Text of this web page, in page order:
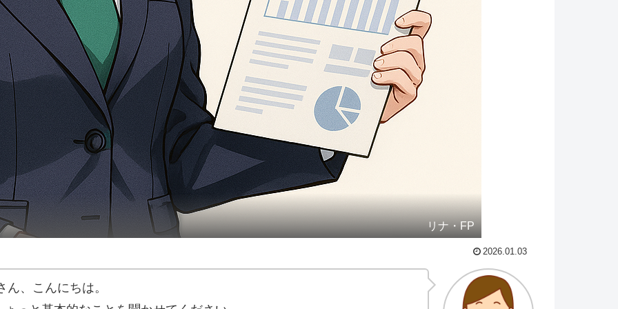
リナ・FP
2026.01.03
ん、こんにちは。